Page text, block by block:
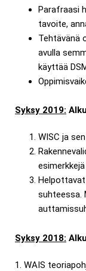
Parafraasi
tavoite,
Tehtävänä
avulla
käyttää
Syksy 2019:
WISC ja
esimerkkejä
suhteessa.
Syksy 2018:
1. WAIS